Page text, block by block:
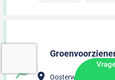
Oosterwolde